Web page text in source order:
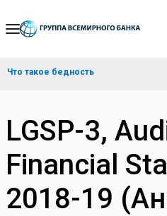
Skip
Navigation
Что такое бедность
LGSP-3,
Financial
2018-19